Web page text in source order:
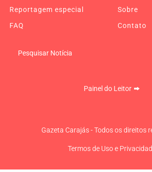
Reportagem especial
Sobre
FAQ
Contato
Pesquisar Notícia
Painel do Leitor
Gazeta Carajás - Todos os direitos
Termos de Uso e